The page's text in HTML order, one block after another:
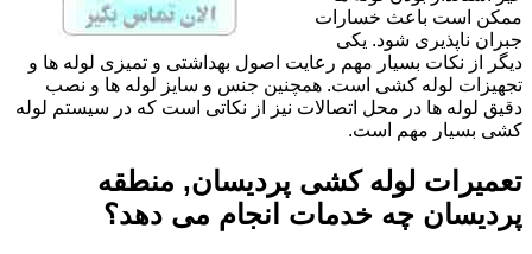
ممکن است باعث خسارات
جبران ناپذیری شود. یکی
دیگر از نکات بسیار مهم رعایت اصول بهداشتی و تمیزی لوله ها و
تجهیزات لوله کشی است. همچنین جنس و سایز لوله ها و نصب
دقیق لوله ها در محل اتصالات نیز از نکاتی است که در سیستم لوله
کشی بسیار مهم است.
تعمیرات لوله کشی پردیسان, منطقه
پردیسان چه خدمات انجام می دهد؟